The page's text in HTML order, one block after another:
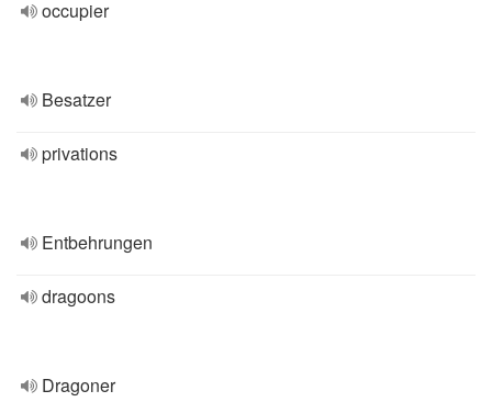
occupier
Besatzer
privations
Entbehrungen
dragoons
Dragoner